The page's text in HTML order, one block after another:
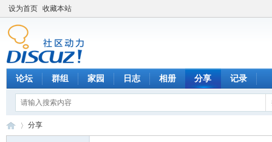
设为首页 收藏本站
论坛 群组 家园 日志 相册 分享 记录
分享